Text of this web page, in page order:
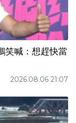
喊：想趕快當
2026.08.06 21:07